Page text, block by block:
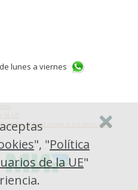
de lunes a viernes
UE
las aplicaciones o los sitios web
", "Política
de la UE"